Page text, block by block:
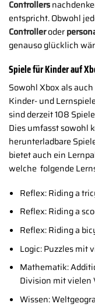
Controllers
entspricht. Obwohl
Controlleroder
genauso glücklich
Spiele für Kinder auf
Sowohl Xbox als
Kinder- und
sind derzeit 108
Dies umfasst sowohl
herunterladbare
bietet auch ein
welche folgende
Reflex: Riding a
Reflex: Riding a
Reflex: Riding a
Logic: Puzzles mit
Mathematik:
Division mit vielen
Wissen: